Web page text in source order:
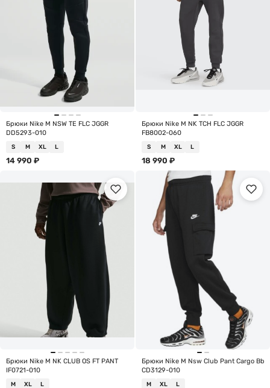
Брюки Nike M NSW TE FLC JGGR
DD5293-010
S M XL L
14 990 ₽
Брюки Nike M NK TCH FLC JGGR
FB8002-060
S M XL L
18 990 ₽
Брюки Nike M NK CLUB OS FT PANT
IF0721-010
M XL L
Брюки Nike M Nsw Club Pant Cargo Bb
CD3129-010
M XL L